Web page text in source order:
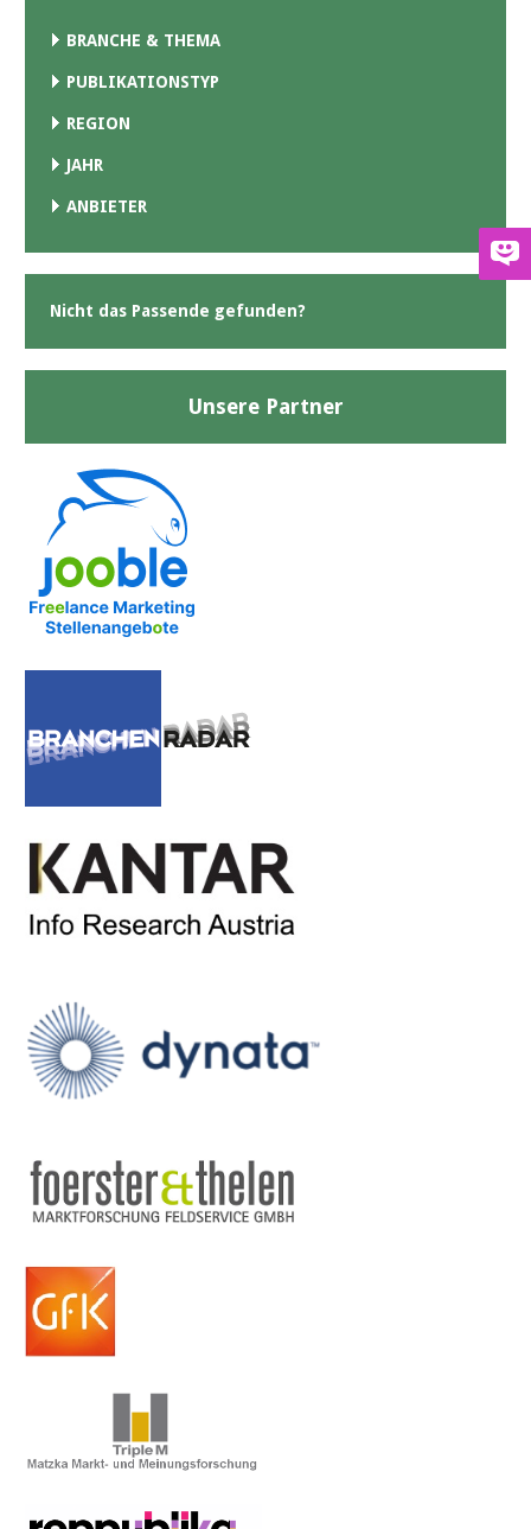
BRANCHE & THEMA
PUBLIKATIONSTYP
REGION
JAHR
ANBIETER
Nicht das Passende gefunden?
Unsere Partner